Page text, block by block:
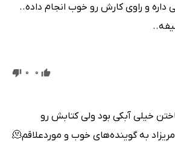
داره و راوی کارش رو خوب انجام داده..
0
0
خیلی آبکی بود ولی کتابش رو
به گوینده‌های خوب و موردعلاقم🫠